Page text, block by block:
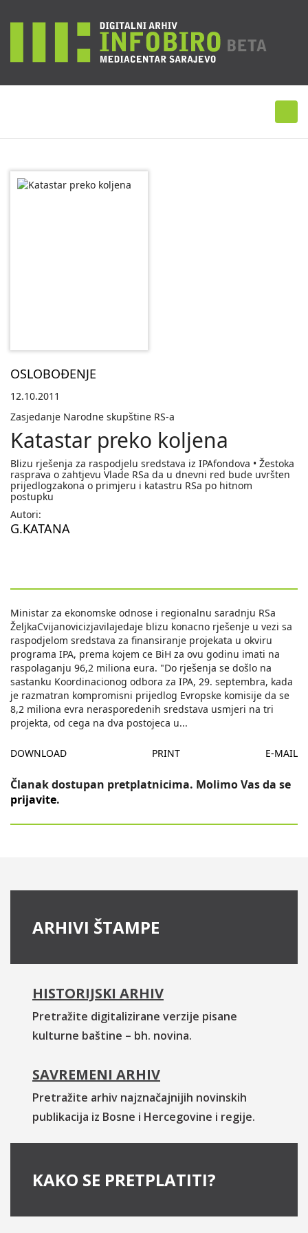
OSLOBOĐENJE
12.10.2011
Zasjedanje Narodne skupštine RS-a
Katastar preko koljena
Blizu rješenja za raspodjelu sredstava iz IPAfondova • Žestoka
rasprava o zahtjevu Vlade RSa da u dnevni red bude uvršten
prijedlogzakona o primjeru i katastru RSa po hitnom
postupku
Autori:
G.KATANA
Ministar za ekonomske odnose i regionalnu saradnju RSa
ŽeljkaCvijanovicizjavilajedaje blizu konacno rješenje u vezi sa
raspodjelom sredstava za finansiranje projekata u okviru
programa IPA, prema kojem ce BiH za ovu godinu imati na
raspolaganju 96,2 miliona eura. "Do rješenja se došlo na
sastanku Koordinacionog odbora za IPA, 29. septembra, kada
je razmatran kompromisni prijedlog Evropske komisije da se
8,2 miliona evra nerasporedenih sredstava usmjeri na tri
projekta, od cega na dva postojeca u...
DOWNLOAD PRINT E-MAIL
Članak dostupan pretplatnicima. Molimo Vas da se
prijavite.
ARHIVI ŠTAMPE
HISTORIJSKI ARHIV
Pretražite digitalizirane verzije pisane
kulturne baštine – bh. novina.
SAVREMENI ARHIV
Pretražite arhiv najznačajnijih novinskih
publikacija iz Bosne i Hercegovine i regije.
KAKO SE PRETPLATITI?